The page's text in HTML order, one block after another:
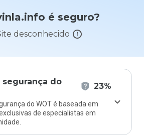
é seguro?
desconhecido
segurança do
23%
do WOT é baseada em
de especialistas em